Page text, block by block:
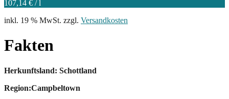
107,14 € /l
inkl. 19 % MwSt. zzgl. Versandkosten
Fakten
Herkunftsland: Schottland
Region:Campbeltown